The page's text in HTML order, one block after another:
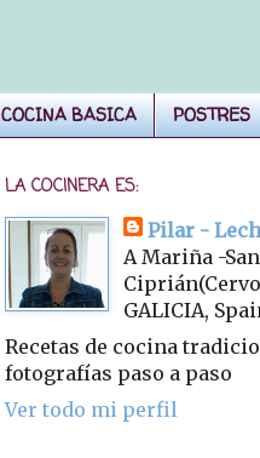
COCINA BASICA POSTRES
LA COCINERA ES:
Pilar -
A Mariña -San
GALICIA,
Recetas de cocina
fotografías paso a paso
Ver todo mi perfil